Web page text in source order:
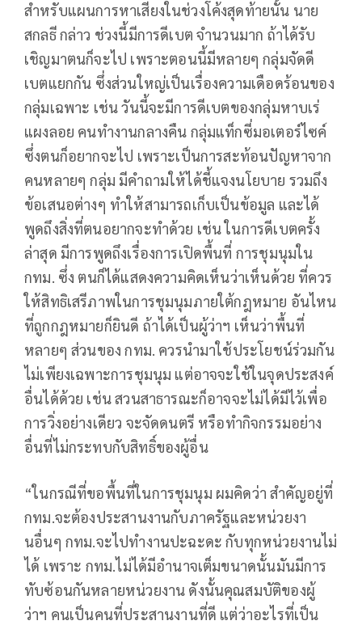
สำหรับแผนการหาเสียงในช่วงโค้งสุดท้ายนั้น นาย
สกลธี กล่าว ช่วงนี้มีการดีเบต จำนวนมาก ถ้าได้รับ
เชิญมาตนก็จะไป เพราะตอนนี้มีหลายๆ กลุ่มจัดดี
เบตแยกกัน ซึ่งส่วนใหญ่เป็นเรื่องความเดือดร้อนของ
กลุ่มเฉพาะ เช่น วันนี้จะมีการดีเบตของกลุ่มหาบเร่
แผงลอย คนทำงานกลางคืน กลุ่มแท็กซี่มอเตอร์ไซค์
ซึ่งตนก็อยากจะไป เพราะเป็นการสะท้อนปัญหาจาก
คนหลายๆ กลุ่ม มีคำถามให้ได้ชี้แจงนโยบาย รวมถึง
ข้อเสนอต่างๆ ทำให้สามารถเก็บเป็นข้อมูล และได้
พูดถึงสิ่งที่ตนอยากจะทำด้วย เช่น ในการดีเบตครั้ง
ล่าสุด มีการพูดถึงเรื่องการเปิดพื้นที่ การชุมนุมใน
กทม. ซึ่ง ตนก็ได้แสดงความคิดเห็นว่าเห็นด้วย ที่ควร
ให้สิทธิเสรีภาพในการชุมนุมภายใต้กฎหมาย อันไหน
ที่ถูกกฎหมายก็ยินดี ถ้าได้เป็นผู้ว่าฯ เห็นว่าพื้นที่
หลายๆ ส่วนของ กทม. ควรนำมาใช้ประโยชน์ร่วมกัน
ไม่เพียงเฉพาะการชุมนุม แต่อาจจะใช้ในจุดประสงค์
อื่นได้ด้วย เช่น สวนสาธารณะก็อาจจะไม่ได้มีไว้เพื่อ
การวิ่งอย่างเดียว จะจัดดนตรี หรือทำกิจกรรมอย่าง
อื่นที่ไม่กระทบกับสิทธิ์ของผู้อื่น
“ในกรณีที่ขอพื้นที่ในการชุมนุม ผมคิดว่า สำคัญอยู่ที่
กทม.จะต้องประสานงานกับภาครัฐและหน่วยงา
นอื่นๆ กทม.จะไปทำงานปะฉะดะ กับทุกหน่วยงานไม่
ได้ เพราะ กทม.ไม่ได้มีอำนาจเต็มขนาดนั้นมันมีการ
ทับซ้อนกันหลายหน่วยงาน ดังนั้นคุณสมบัติของผู้
ว่าฯ คนเป็นคนที่ประสานงานที่ดี แต่ว่าอะไรที่เป็น